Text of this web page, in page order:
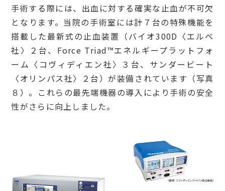
手術する際には、出血に対する確実な止血が不可欠
となります。当院の手術室には計７台の特殊機能を
搭載した最新式の止血装置（バイオ300D〈エルベ
社〉２台、Force Triad™エネルギープラットフォ
ーム〈コヴィディエン社〉３台、サンダービート
〈オリンパス社〉２台）が装備されています（写真
８）。これらの最先端機器の導入により手術の安全
性がさらに向上しました。